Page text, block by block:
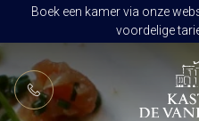
Boek een kamer via onze
voordelige
NL